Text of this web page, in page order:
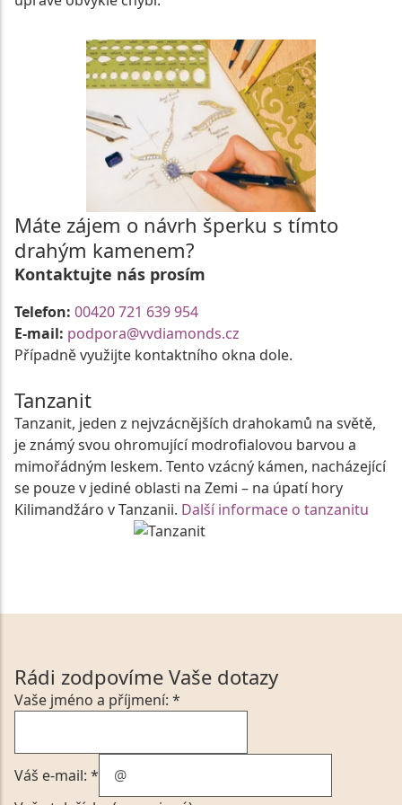
Máte zájem o návrh šperku s tímto
drahým kamenem?
Kontaktujte nás prosím
Telefon: 00420 721 639 954
E-mail: podpora@vvdiamonds.cz
Případně využijte kontaktního okna dole.
Tanzanit
Tanzanit, jeden z nejvzácnějších drahokamů na světě,
je známý svou ohromující modrofialovou barvou a
mimořádným leskem. Tento vzácný kámen, nacházející
se pouze v jediné oblasti na Zemi – na úpatí hory
Kilimandžáro v Tanzanii. Další informace o tanzanitu
Rádi zodpovíme Vaše dotazy
Vaše jméno a příjmení: *
Váš e-mail: *